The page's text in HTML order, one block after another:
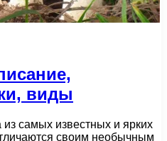
виды
самых известных и ярких
своим необычным